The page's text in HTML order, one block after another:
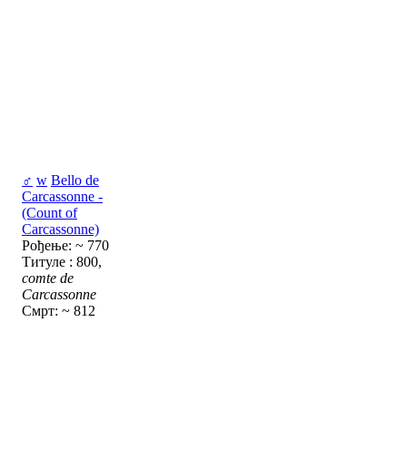
♂ w Bello de
Carcassonne -
(Count of
Carcassonne)
Рођење: ~ 770
Титуле : 800,
comte de
Carcassonne
Смрт: ~ 812